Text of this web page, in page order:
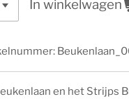
In winkelwagen
en het Strijps